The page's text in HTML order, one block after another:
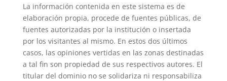
La información contenida en este sistema es de
elaboración propia, procede de fuentes públicas, de
fuentes autorizadas por la institución o insertada
por los visitantes al mismo. En estos dos últimos
casos, las opiniones vertidas en las zonas destinadas
a tal fin son propiedad de sus respectivos autores. El
titular del dominio no se solidariza ni responsabiliza